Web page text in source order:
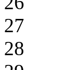
27
28